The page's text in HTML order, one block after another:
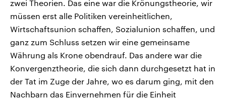
zwei Theorien. Das eine war die Krönungstheorie, wir
müssen erst alle Politiken vereinheitlichen,
Wirtschaftsunion schaffen, Sozialunion schaffen, und
ganz zum Schluss setzen wir eine gemeinsame
Währung als Krone obendrauf. Das andere war die
Konvergenztheorie, die sich dann durchgesetzt hat in
der Tat im Zuge der Jahre, wo es darum ging, mit den
Nachbarn das Einvernehmen für die Einheit